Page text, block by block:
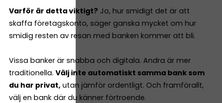
Varför är detta viktigt? Jo, hur smidigt det är att
skaffa företagskonto, säger ganska mycket om hur
smidig resten av resan med banken kommer att bli.
Vissa banker är snabba och digitala. Andra är mer
traditionella. Välj inte automatiskt samma bank som
du har privat, utan jämför ordentligt. Och framförallt,
välj en bank där du känner förtroende.